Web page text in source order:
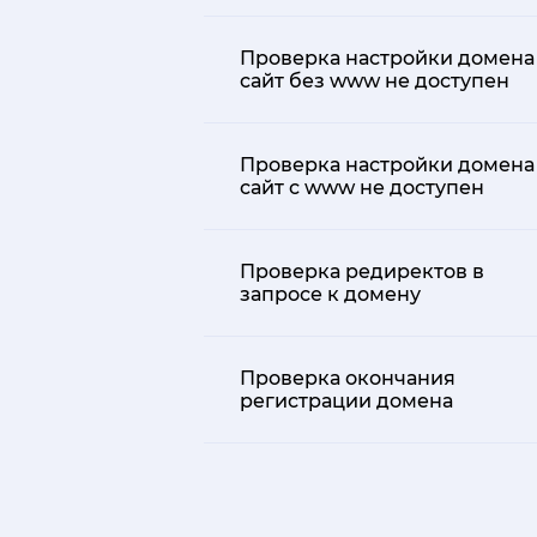
Проверка настройки домена
сайт без www не доступен
Проверка настройки домена
сайт с www не доступен
Проверка редиректов в
запросе к домену
Проверка окончания
регистрации домена